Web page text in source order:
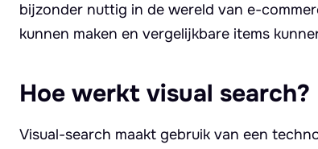
bijzonder nuttig in de wereld van e-
kunnen maken en vergelijkbare items
Hoe werkt visual search?
Visual-search maakt gebruik van een